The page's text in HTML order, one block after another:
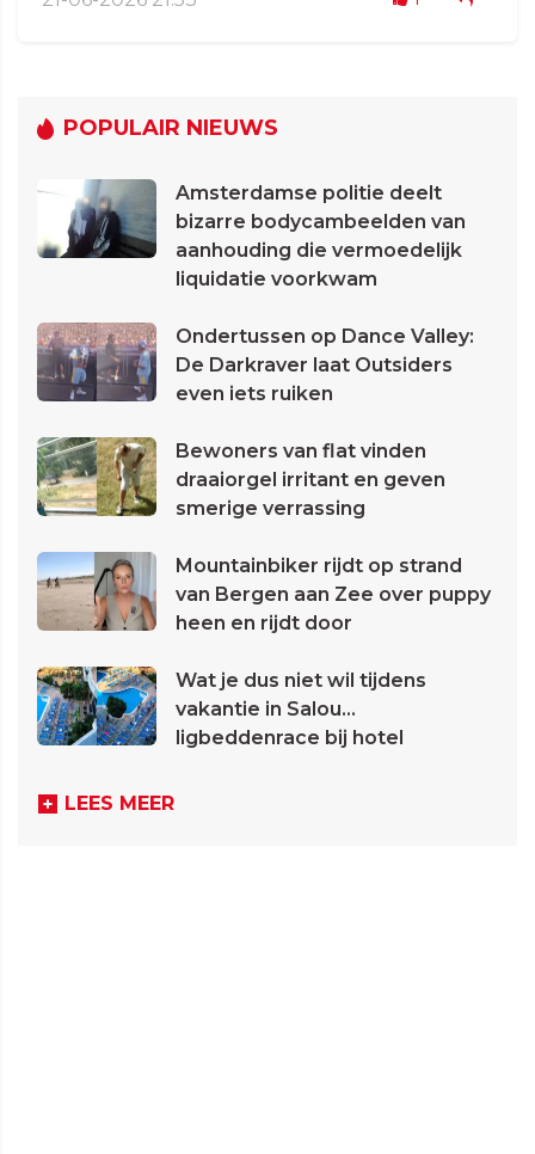
POPULAIR NIEUWS
Amsterdamse politie deelt
bizarre bodycambeelden van
aanhouding die vermoedelijk
liquidatie voorkwam
Ondertussen op Dance Valley:
De Darkraver laat Outsiders
even iets ruiken
Bewoners van flat vinden
draaiorgel irritant en geven
smerige verrassing
Mountainbiker rijdt op strand
van Bergen aan Zee over puppy
heen en rijdt door
Wat je dus niet wil tijdens
vakantie in Salou...
ligbeddenrace bij hotel
LEES MEER